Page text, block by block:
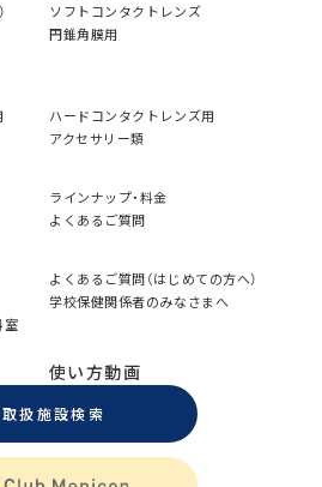
ソフトコンタクトレンズ
円錐角膜用
ハードコンタクトレンズ用
アクセサリー類
ラインナップ・料金
よくあるご質問
よくあるご質問（はじめての方へ）
学校保健関係者のみなさまへ
室
使い方動画
取扱施設検索